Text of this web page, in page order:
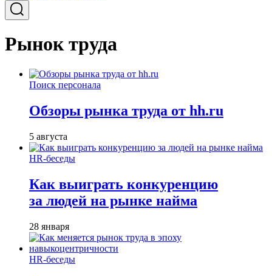
Рынок труда
Поиск персонала
Обзоры рынка труда от hh.ru
5 августа
HR-беседы
Как выиграть конкуренцию
за людей на рынке найма
28 января
HR-беседы